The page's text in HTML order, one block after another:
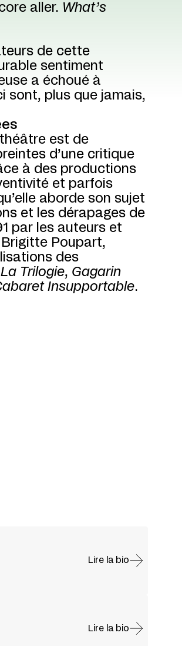
aller. What’s
de cette
sentiment
a échoué à
sont, plus que jamais,
est de
d’une critique
à des productions
et parfois
aborde son sujet
et les dérapages de
par les auteurs et
Poupart,
des
Trilogie, Gagarin
Insupportable.
Lire la bio
Lire la bio